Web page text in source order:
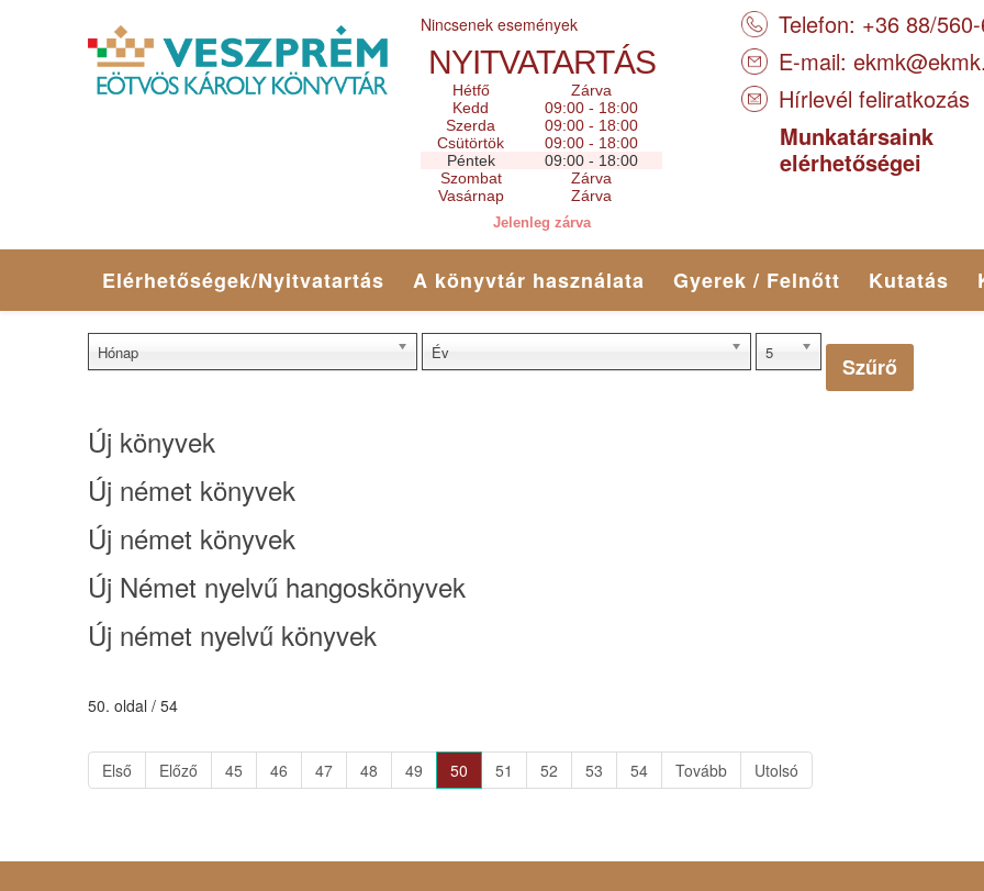
Nincsenek események
NYITVATARTÁS
Hétfő
Zárva
Kedd
09:00 - 18:00
Szerda
09:00 - 18:00
Csütörtök
09:00 - 18:00
Péntek
09:00 - 18:00
Szombat
Zárva
Vasárnap
Zárva
Jelenleg zárva
Telefon: +36 88/
E-mail:
Hírlevél feliratkozás
Munkatársaink
elérhetőségei
Elérhetőségek/Nyitvatartás A könyvtár használata Gyerek / Felnőtt Kutatás
Hónap Év 5
Szűrő
Új könyvek
Új német könyvek
Új német könyvek
Új Német nyelvű hangoskönyvek
Új német nyelvű könyvek
50. oldal / 54
Első Előző 45 46 47 48 49 50 51 52 53 54 Tovább Utolsó